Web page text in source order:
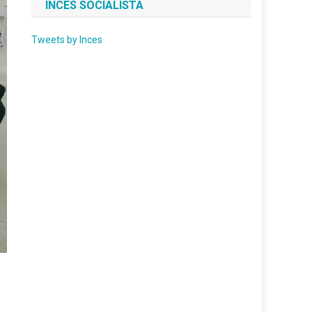
INCES SOCIALISTA
Tweets by Inces